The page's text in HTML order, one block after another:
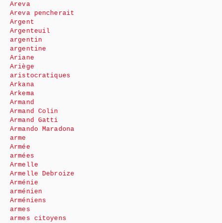
Areva
Areva pencherait
Argent
Argenteuil
argentin
argentine
Ariane
Ariège
aristocratiques
Arkana
Arkema
Armand
Armand Colin
Armand Gatti
Armando Maradona
arme
Armée
armées
Armelle
Armelle Debroize
Arménie
arménien
Arméniens
armes
armes citoyens